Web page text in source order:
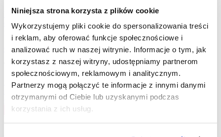
Niniejsza strona korzysta z plików cookie
Wykorzystujemy pliki cookie do spersonalizowania treści
i reklam, aby oferować funkcje społecznościowe i
analizować ruch w naszej witrynie. Informacje o tym, jak
korzystasz z naszej witryny, udostępniamy partnerom
społecznościowym, reklamowym i analitycznym.
Partnerzy mogą połączyć te informacje z innymi danymi
otrzymanymi od Ciebie lub uzyskanymi podczas
korzystania z ich usług.
Wielu rodziców wciąż uważa, że nastolatek na siłowni nie powinien
ćwiczyć. Bezpieczniejsza jest piłka lub koszykówka. Czy aby na
pewno?
Czytaj dalej »
Tagged
najczęstsze urazy piłkarzy nastolatek na siłowni sport urazy
urazy związane z podnoszeniem ciężarów
zbyt duże
obciążenie
Otwórz boczne menu